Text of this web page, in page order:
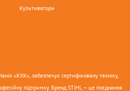
Культиватори
«КХК», забезпечує сертифіковану техніку,
підтримку. Бренд STIHL — це поєднання